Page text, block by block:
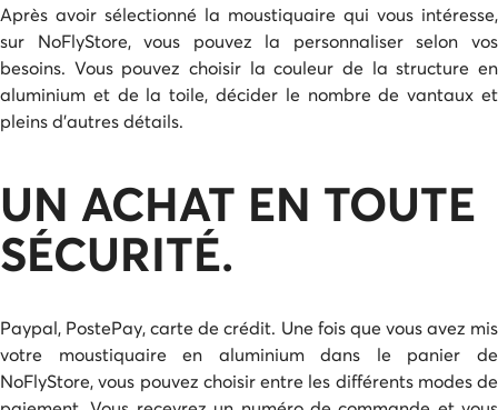
Après avoir sélectionné la moustiquaire qui vous intéresse,
sur NoFlyStore, vous pouvez la personnaliser selon vos
besoins. Vous pouvez choisir la couleur de la structure en
aluminium et de la toile, décider le nombre de vantaux et
pleins d’autres détails.
UN ACHAT EN TOUTE
SÉCURITÉ.
Paypal, PostePay, carte de crédit. Une fois que vous avez mis
votre moustiquaire en aluminium dans le panier de
NoFlyStore, vous pouvez choisir entre les différents modes de